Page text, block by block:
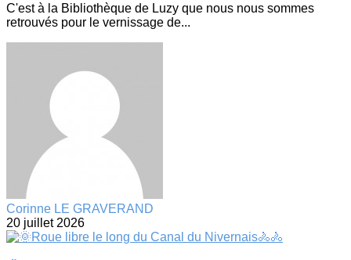
C'est à la Bibliothèque de Luzy que nous nous sommes
retrouvés pour le vernissage de...
Corinne LE GRAVERAND
20 juillet 2026